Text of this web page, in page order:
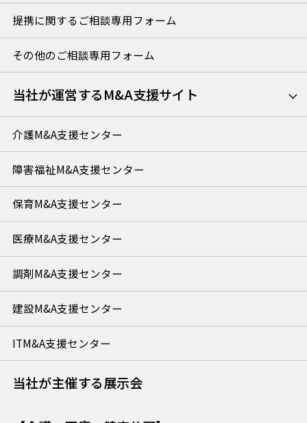
提携に関するご相談専用フォーム
その他のご相談専用フォーム
当社が運営するM&A支援サイト
介護M&A支援センター
障害福祉M&A支援センター
保育M&A支援センター
医療M&A支援センター
調剤M&A支援センター
建設M&A支援センター
ITM&A支援センター
当社が主催する展示会